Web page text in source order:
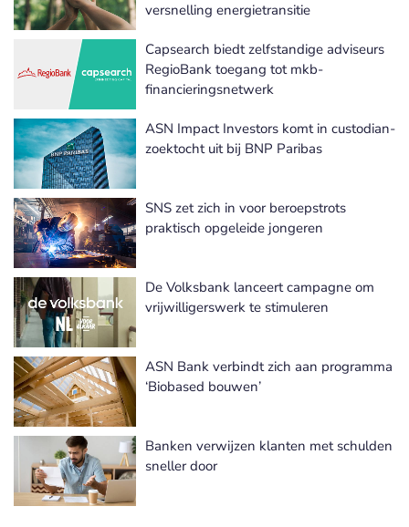
versnelling energietransitie
Capsearch biedt zelfstandige adviseurs
RegioBank toegang tot mkb-
financieringsnetwerk
ASN Impact Investors komt in custodian-
zoektocht uit bij BNP Paribas
SNS zet zich in voor beroepstrots
praktisch opgeleide jongeren
De Volksbank lanceert campagne om
vrijwilligerswerk te stimuleren
ASN Bank verbindt zich aan programma
‘Biobased bouwen’
Banken verwijzen klanten met schulden
sneller door